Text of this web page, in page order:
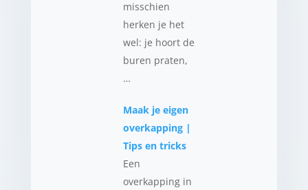
misschien
herken je het
wel: je hoort de
buren praten,
…
Maak je eigen
overkapping |
Tips en tricks
Een
overkapping in